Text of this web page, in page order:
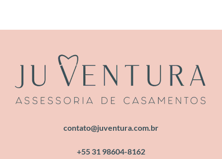
contato@juventura.com.br
+55 31 98604-8162